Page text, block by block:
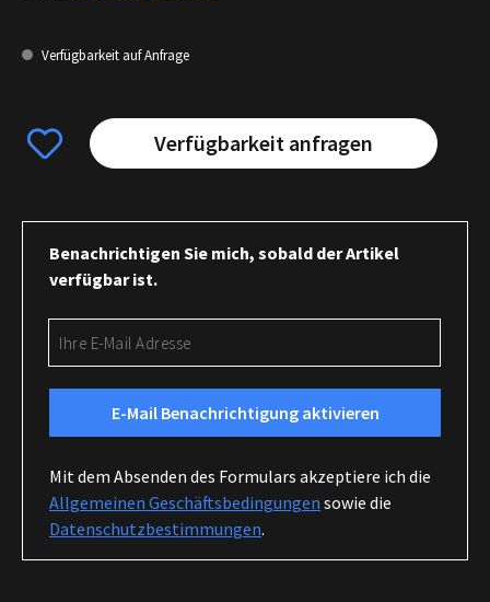
Verfügbarkeit auf Anfrage
Verfügbarkeit anfragen
Benachrichtigen Sie mich, sobald der Artikel
verfügbar ist.
E-Mail Benachrichtigung aktivieren
Mit dem Absenden des Formulars akzeptiere ich die
Allgemeinen Geschäftsbedingungen sowie die
Datenschutzbestimmungen.